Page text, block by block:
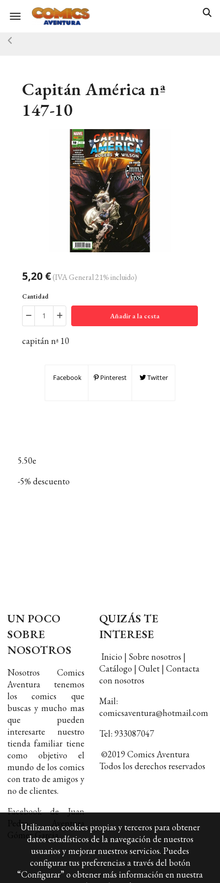
Toggle navigation
Capitán América nª
147-10
5,20 €(IVA General 21% incluido)
Cantidad
Añadir a la cesta
capitán nª 10
Facebook Pinterest Twitter
5.50e
-5% descuento
UN POCO
SOBRE
NOSOTROS
Nosotros Comics
Aventura tenemos
los comics que
buscas y mucho mas
que pueden
interesarte nuestro
tienda familiar tiene
como objetivo el
mundo de los comics
con trato de amigos y
no de clientes.
Facebook de Juan
Pedro Aventura
Gómez Garcia
QUIZÁS TE
INTERESE
Inicio | Sobre nosotros |
Catálogo | Oulet | Contacta
con nosotros
Mail:
comicsaventura@hotmail.com
Tel: 933087047
©2019 Comics Aventura
Todos los derechos reservados
Utilizamos cookies propias y terceros para obtener
datos estadísticos de la navegación de nuestros
usuarios y mejorar nuestros servicios. Puedes
configurar tus preferencias a través del botón
“Configurar” o obtener más información en nuestra